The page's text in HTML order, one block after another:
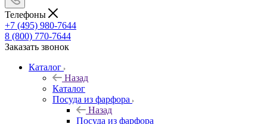
Телефоны
+7 (495) 980-7644
8 (800) 770-7644
Заказать звонок
Каталог
Назад
Каталог
Посуда из фарфора
Назад
Посуда из фарфора